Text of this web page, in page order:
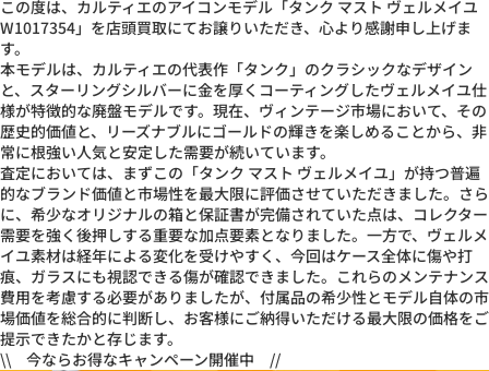
この度は、カルティエのアイコンモデル「タンク マスト ヴェルメイユ
W1017354」を店頭買取にてお譲りいただき、心より感謝申し上げま
す。
本モデルは、カルティエの代表作「タンク」のクラシックなデザイン
と、スターリングシルバーに金を厚くコーティングしたヴェルメイユ仕
様が特徴的な廃盤モデルです。現在、ヴィンテージ市場において、その
歴史的価値と、リーズナブルにゴールドの輝きを楽しめることから、非
常に根強い人気と安定した需要が続いています。
査定においては、まずこの「タンク マスト ヴェルメイユ」が持つ普遍
的なブランド価値と市場性を最大限に評価させていただきました。さら
に、希少なオリジナルの箱と保証書が完備されていた点は、コレクター
需要を強く後押しする重要な加点要素となりました。一方で、ヴェルメ
イユ素材は経年による変化を受けやすく、今回はケース全体に傷や打
痕、ガラスにも視認できる傷が確認できました。これらのメンテナンス
費用を考慮する必要がありましたが、付属品の希少性とモデル自体の市
場価値を総合的に判断し、お客様にご納得いただける最大限の価格をご
提示できたかと存じます。
\\ 今ならお得なキャンペーン開催中 //